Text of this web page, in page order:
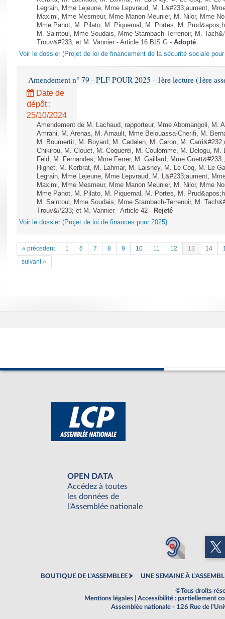
Legrain, Mme Lejeune, Mme Lepvraud, M. L&#233;aument,
Maximi, Mme Mesmeur, Mme Manon Meunier, M. Nilor, Mme
Mme Panot, M. Pilato, M. Piquemal, M. Portes, M.
M. Saintoul, Mme Soudais, Mme Stambach-Terrenoir, M.
Trouv&#233; et M. Vannier - Article 16 BIS G - Adopté
Voir le dossier (Projet de loi de financement de la sécurité sociale pour
Amendement n° 79 - PLF POUR 2025 - 1ère lecture (1ère
Date de
dépôt :
25/10/2024
Amendement de M. Lachaud, rapporteur, Mme Abomangoli, M.
Amrani, M. Arenas, M. Arnault, Mme Belouassa-Cherifi, M.
M. Boumertit, M. Boyard, M. Cadalen, M. Caron, M.
Chikirou, M. Clouet, M. Coquerel, M. Coulomme, M. Delogu, M.
Feld, M. Fernandes, Mme Ferrer, M. Gaillard, Mme
Hignet, M. Kerbrat, M. Lahmar, M. Laisney, M. Le Coq, M. Le
Legrain, Mme Lejeune, Mme Lepvraud, M. L&#233;aument,
Maximi, Mme Mesmeur, Mme Manon Meunier, M. Nilor, Mme
Mme Panot, M. Pilato, M. Piquemal, M. Portes, M.
M. Saintoul, Mme Soudais, Mme Stambach-Terrenoir, M.
Trouv&#233; et M. Vannier - Article 42 - Rejeté
Voir le dossier (Projet de loi de finances pour 2025)
« précedent 1 6 7 8 9 10 11 12 13 14
suivant »
OPEN DATA
Accédez à toutes
les données de
l'Assemblée nationale
BOUTIQUE DE L'ASSEMBLEE UNE SEMAINE À
©Tous droits
Mentions légales
Accessibilité : partiellement
Assemblée nationale - 126 Rue de